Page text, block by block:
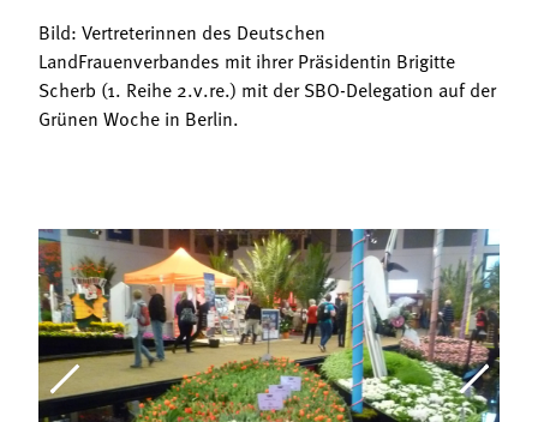
Bild: Vertreterinnen des Deutschen
LandFrauenverbandes mit ihrer Präsidentin Brigitte
Scherb (1. Reihe 2.v.re.) mit der SBO-Delegation auf der
Grünen Woche in Berlin.